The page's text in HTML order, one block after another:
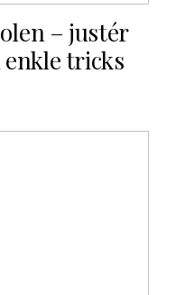
– justér
tricks